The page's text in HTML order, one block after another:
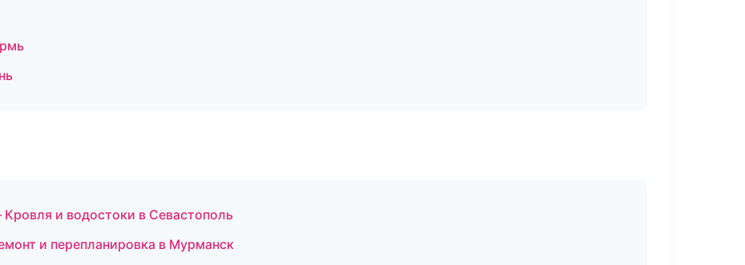
и водостоки в Севастополь
и перепланировка в Мурманск